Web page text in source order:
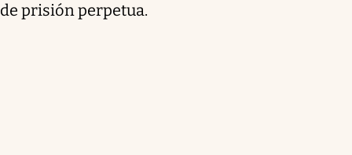
de prisión perpetua.